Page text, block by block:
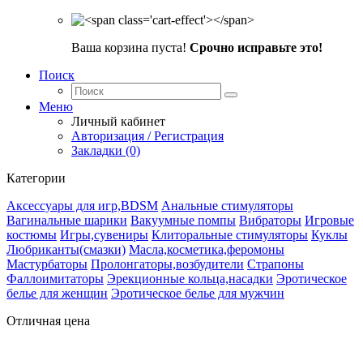
Ваша корзина пуста! Срочно исправьте это!
Поиск
Меню
Личный кабинет
Авторизация / Регистрация
Закладки (0)
Категории
Аксессуары для игр,BDSM Анальные стимуляторы
Вагинальные шарики Вакуумные помпы Вибраторы Игровые
костюмы Игры,сувениры Клиторальные стимуляторы Куклы
Любриканты(смазки) Масла,косметика,феромоны
Мастурбаторы Пролонгаторы,возбудители Страпоны
Фаллоимитаторы Эрекционные кольца,насадки Эротическое
белье для женщин Эротическое белье для мужчин
Отличная цена